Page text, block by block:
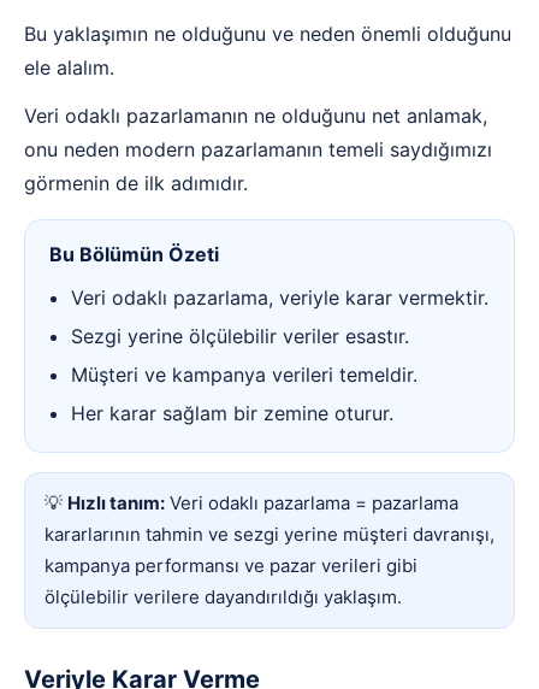
Bu yaklaşımın ne olduğunu ve neden önemli olduğunu
ele alalım.
Veri odaklı pazarlamanın ne olduğunu net anlamak,
onu neden modern pazarlamanın temeli saydığımızı
görmenin de ilk adımıdır.
Bu Bölümün Özeti
Veri odaklı pazarlama, veriyle karar vermektir.
Sezgi yerine ölçülebilir veriler esastır.
Müşteri ve kampanya verileri temeldir.
Her karar sağlam bir zemine oturur.
💡 Hızlı tanım: Veri odaklı pazarlama = pazarlama
kararlarının tahmin ve sezgi yerine müşteri davranışı,
kampanya performansı ve pazar verileri gibi
ölçülebilir verilere dayandırıldığı yaklaşım.
Veriyle Karar Verme